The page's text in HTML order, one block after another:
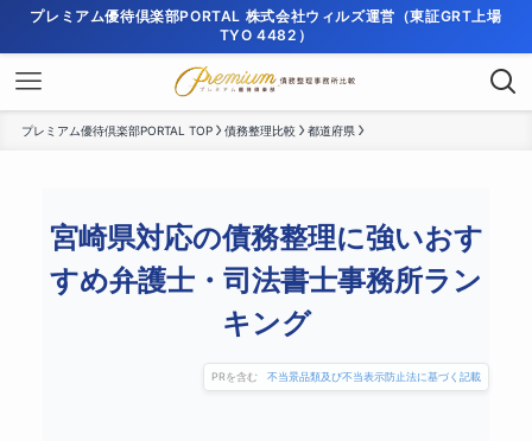
プレミアム優待倶楽部PORTAL 株式会社ウィルズ運営（東証GRT上場
TYO 4482）
プレミアム優待倶楽部PORTAL TOP 債務整理比較 都道府県
宮崎県対応の債務整理に強いおす
すめ弁護士・司法書士事務所ラン
キング
PRを含む 不当景品類及び不当表示防止法に基づく記載